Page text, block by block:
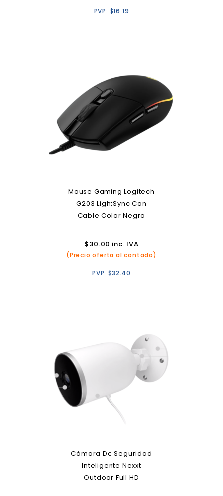
PVP: $16.19
Mouse Gaming Logitech
G203 LightSync Con
Cable Color Negro
$30.00 inc. IVA
(Precio oferta al contado)
PVP:$32.40
Cámara De Seguridad
Inteligente Nexxt
Outdoor Full HD